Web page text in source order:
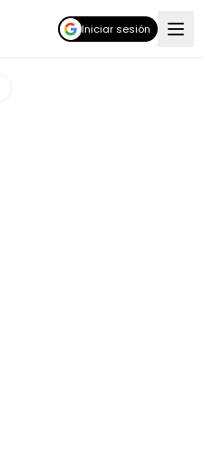
Iniciar sesión